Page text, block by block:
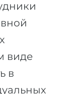
виде
в